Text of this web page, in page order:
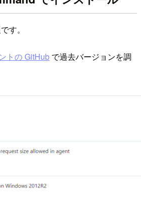
す。
トの GitHub で過去バージョンを調